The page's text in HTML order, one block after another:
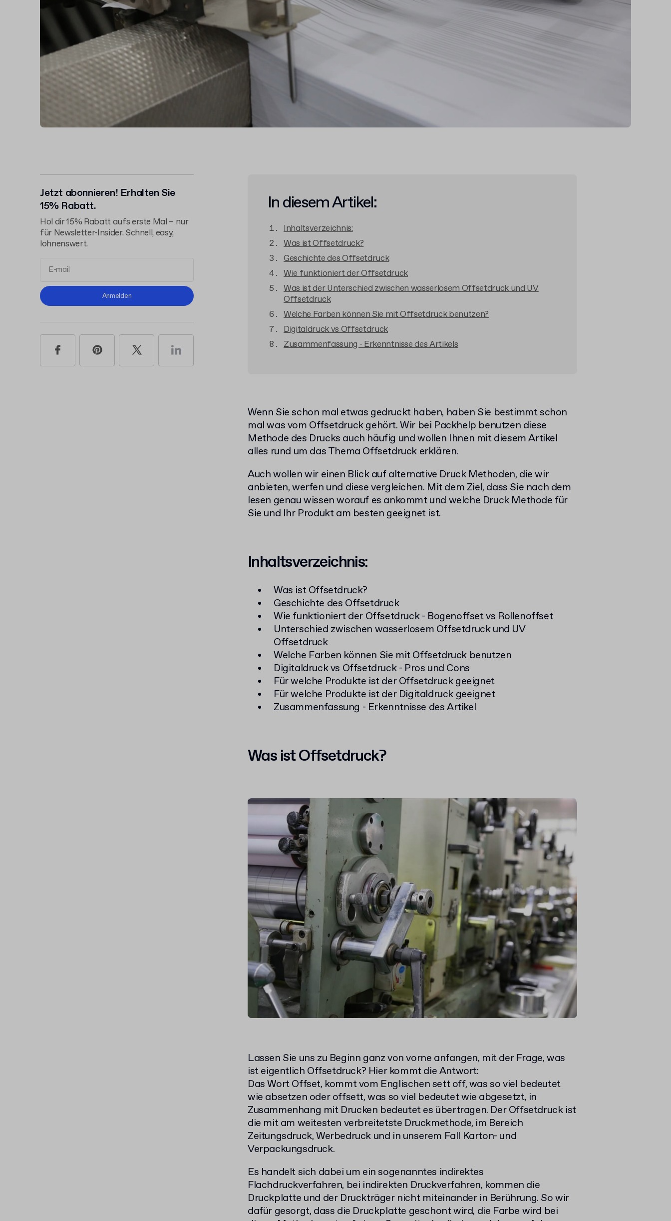
Jetzt abonnieren! Erhalten Sie
15% Rabatt.
Hol dir 15% Rabatt aufs erste Mal – nur
für Newsletter-Insider. Schnell, easy,
lohnenswert.
Geschäftsbedingungen
Datenschutzerklärung
Anmelden
In diesem Artikel:
Inhaltsverzeichnis:
Was ist Offsetdruck?
Geschichte des Offsetdruck
Wie funktioniert der Offsetdruck
Was ist der Unterschied zwischen wasserlosem Offsetdruck und UV
Offsetdruck
Welche Farben können Sie mit Offsetdruck benutzen?
Digitaldruck vs Offsetdruck
Zusammenfassung - Erkenntnisse des Artikels
Wenn Sie schon mal etwas gedruckt haben, haben Sie bestimmt schon
mal was vom Offsetdruck gehört. Wir bei Packhelp benutzen diese
Methode des Drucks auch häufig und wollen Ihnen mit diesem Artikel
alles rund um das Thema Offsetdruck erklären.
Auch wollen wir einen Blick auf alternative Druck Methoden, die wir
anbieten, werfen und diese vergleichen. Mit dem Ziel, dass Sie nach dem
lesen genau wissen worauf es ankommt und welche Druck Methode für
Sie und Ihr Produkt am besten geeignet ist.
Inhaltsverzeichnis:
Was ist Offsetdruck?
Geschichte des Offsetdruck
Wie funktioniert der Offsetdruck - Bogenoffset vs Rollenoffset
Unterschied zwischen wasserlosem Offsetdruck und UV
Offsetdruck
Welche Farben können Sie mit Offsetdruck benutzen
Digitaldruck vs Offsetdruck - Pros und Cons
Für welche Produkte ist der Offsetdruck geeignet
Für welche Produkte ist der Digitaldruck geeignet
Zusammenfassung - Erkenntnisse des Artikel
Was ist Offsetdruck?
Lassen Sie uns zu Beginn ganz von vorne anfangen, mit der Frage, was
ist eigentlich Offsetdruck? Hier kommt die Antwort:
Das Wort Offset, kommt vom Englischen sett off, was so viel bedeutet
wie absetzen oder offsett, was so viel bedeutet wie abgesetzt, in
Zusammenhang mit Drucken bedeutet es übertragen. Der Offsetdruck ist
die mit am weitesten verbreitetste Druckmethode, im Bereich
Zeitungsdruck, Werbedruck und in unserem Fall Karton- und
Verpackungsdruck.
Es handelt sich dabei um ein sogenanntes indirektes
Flachdruckverfahren, bei indirekten Druckverfahren, kommen die
Druckplatte und der Druckträger nicht miteinander in Berührung. So wir
dafür gesorgt, dass die Druckplatte geschont wird, die Farbe wird bei